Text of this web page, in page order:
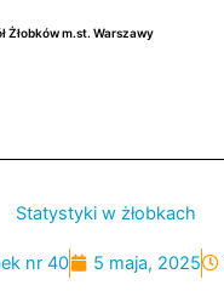
Żłobków m.st. Warszawy
Statystyki w żłobkach
nr 40 5 maja, 2025